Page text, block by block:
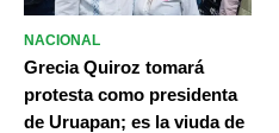
NACIONAL
Grecia Quiroz tomará
protesta como presidenta
de Uruapan; es la viuda de